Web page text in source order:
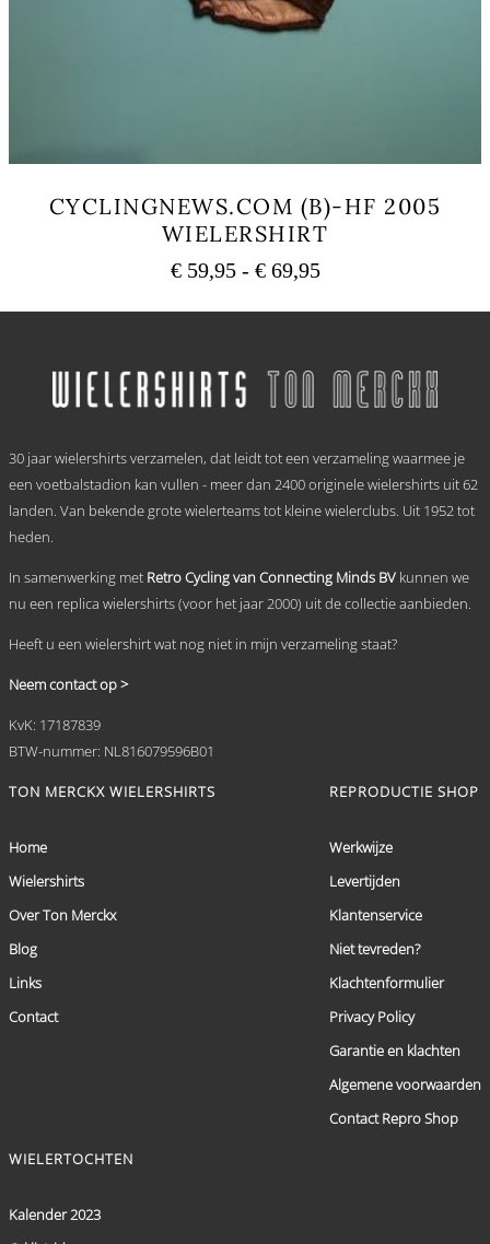
CYCLINGNEWS.COM (B)-HF 2005
WIELERSHIRT
€59,95 - €69,95Prijsklasse:
tot
variaties.
Deze
gekozen
worden
de
30 jaar wielershirts verzamelen, dat leidt tot een verzameling waarmee je
een voetbalstadion kan vullen - meer dan 2400 originele wielershirts uit 62
landen. Van bekende grote wielerteams tot kleine wielerclubs. Uit 1952 tot
heden.
In samenwerking met Retro Cycling van Connecting Minds BV kunnen we
nu een replica wielershirts (voor het jaar 2000) uit de collectie aanbieden.
Heeft u een wielershirt wat nog niet in mijn verzameling staat?
Neem contact op >
KvK: 17187839
BTW-nummer: NL816079596B01
TON MERCKX WIELERSHIRTS
Home
Wielershirts
Over Ton Merckx
Blog
Links
Contact
REPRODUCTIE SHOP
Werkwijze
Levertijden
Klantenservice
Niet tevreden?
Klachtenformulier
Privacy Policy
Garantie en klachten
Algemene voorwaarden
Contact Repro Shop
WIELERTOCHTEN
Kalender 2023